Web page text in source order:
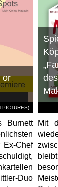
PICTURES)
or
Burnett
Ex-Chef
Duo
Mit